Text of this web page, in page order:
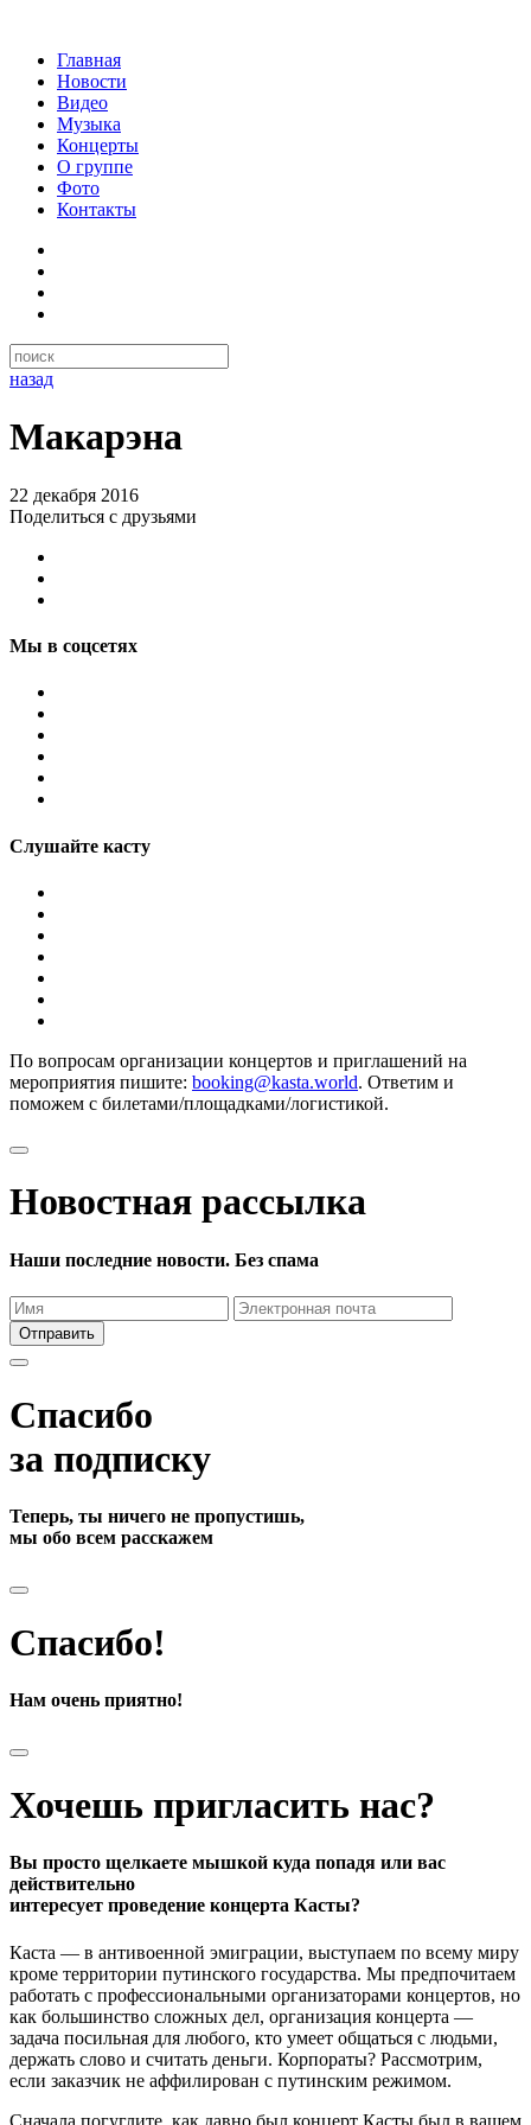
Главная
Новости
Видео
Музыка
Концерты
О группе
Фото
Контакты
назад
Макарэна
22 декабря 2016
Поделиться с друзьями
Мы в соцсетях
Слушайте касту
По вопросам организации концертов и приглашений на
мероприятия пишите: booking@kasta.world. Ответим и
поможем с билетами/площадками/логистикой.
Новостная рассылка
Наши последние новости. Без спама
Отправить
Спасибо
за подписку
Теперь, ты ничего не пропустишь,
мы обо всем расскажем
Спасибо!
Нам очень приятно!
Хочешь пригласить нас?
Вы просто щелкаете мышкой куда попадя или вас
действительно
интересует проведение концерта Касты?
Каста — в антивоенной эмиграции, выступаем по всему миру
кроме территории путинского государства. Мы предпочитаем
работать с профессиональными организаторами концертов, но
как большинство сложных дел, организация концерта —
задача посильная для любого, кто умеет общаться с людьми,
держать слово и считать деньги. Корпораты? Рассмотрим,
если заказчик не аффилирован с путинским режимом.
Сначала погуглите, как давно был концерт Касты был в вашем